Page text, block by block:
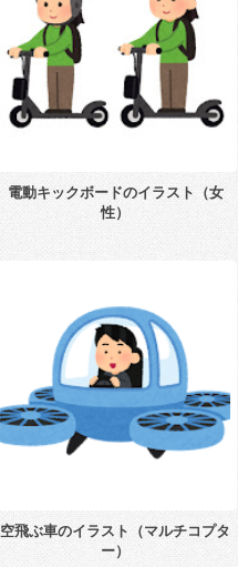
電動キックボードのイラスト（女
性）
空飛ぶ車のイラスト（マルチコプタ
ー）